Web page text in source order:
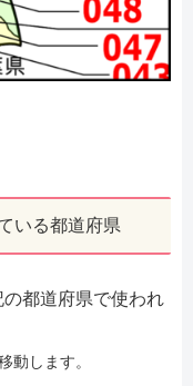
いる都道府県
の都道府県で使われ
動します。